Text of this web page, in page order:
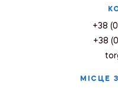
+38
+38
МІСЦЕ